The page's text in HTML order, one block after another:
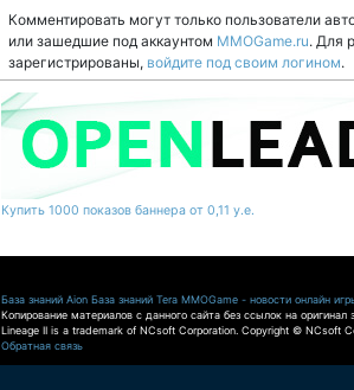
Комментировать могут только пользователи
или зашедшие под аккаунтом MMOGame.ru. Для
зарегистрированы, войдите под своим логином.
Купить 1000 показов баннера от 0,11 у.е.
База знаний Aion База знаний Tera MMOGame - новости онлайн
Копирование материалов с данного сайта без ссылок на оригинал
Lineage II is a trademark of NCsoft Corporation. Copyright © NCsoft
Обратная связь